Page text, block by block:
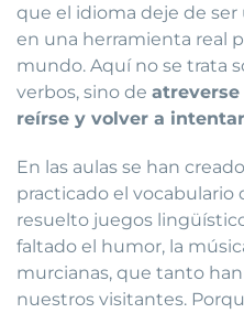
que el idioma deje de
en una herramienta real
mundo. Aquí no se trata
verbos, sino de atreverse
reírse y volver a
En las aulas se han
practicado el vocabulario
resuelto juegos
faltado el humor, la
murcianas, que tanto
nuestros visitantes.